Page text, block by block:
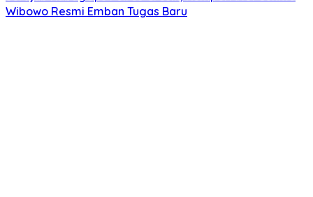
Wibowo Resmi Emban Tugas Baru